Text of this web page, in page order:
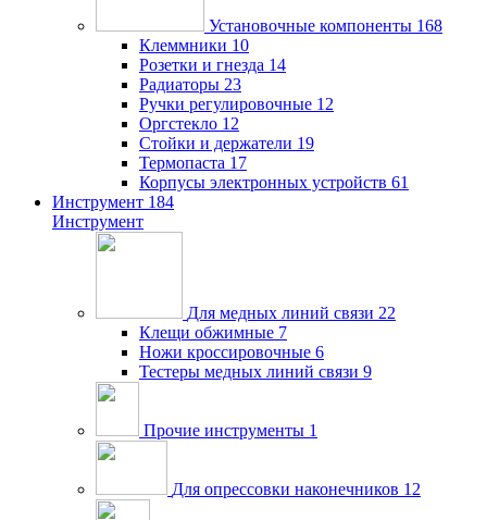
Установочные компоненты 168
Клеммники 10
Розетки и гнезда 14
Радиаторы 23
Ручки регулировочные 12
Оргстекло 12
Стойки и держатели 19
Термопаста 17
Корпусы электронных устройств 61
Инструмент 184
Инструмент
Для медных линий связи 22
Клещи обжимные 7
Ножи кроссировочные 6
Тестеры медных линий связи 9
Прочие инструменты 1
Для опрессовки наконечников 12